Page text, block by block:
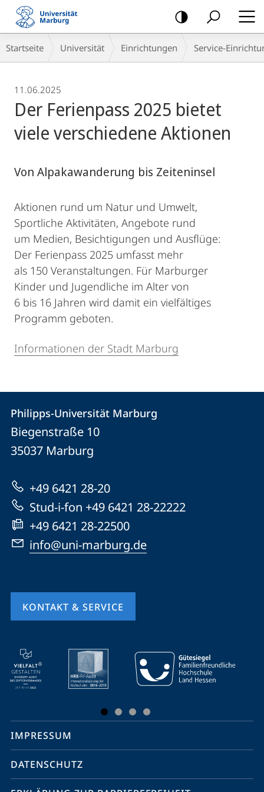
Mobile-
Navigation
Breadcrumb-
Navigation
Startseite Universität Einrichtungen Service-
11.06.2025
Der Ferienpass 2025 bietet
viele verschiedene Aktionen
Von Alpakawanderung bis Zeiteninsel
Aktionen rund um Natur und Umwelt,
Sportliche Aktivitäten, Angebote rund
um Medien, Besichtigungen und Ausflüge:
Der Ferienpass 2025 umfasst mehr
als 150 Veranstaltungen. Für Marburger
Kinder und Jugendliche im Alter von
6 bis 16 Jahren wird damit ein vielfältiges
Programm geboten.
Informationen der Stadt Marburg
Kontakt
und
Informationen
zur
Website
Kontaktinformationen
Philipps-
Universität
Marburg
Philipps-Universität Marburg
Biegenstraße 10
35037 Marburg
+49 6421 28-20
Stud-i-fon +49 6421 28-22222
+49 6421 28-22500
info@uni-marburg.de
KONTAKT & SERVICE
Mobile-
Service-
Navigation
Social
Media
Kontakte
IMPRESSUM
DATENSCHUTZ